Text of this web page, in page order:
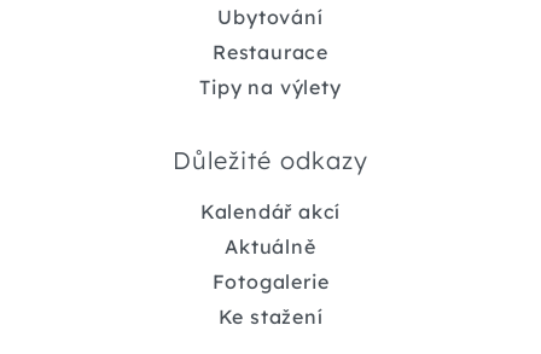
Ubytování
Restaurace
Tipy na výlety
Důležité odkazy
Kalendář akcí
Aktuálně
Fotogalerie
Ke stažení